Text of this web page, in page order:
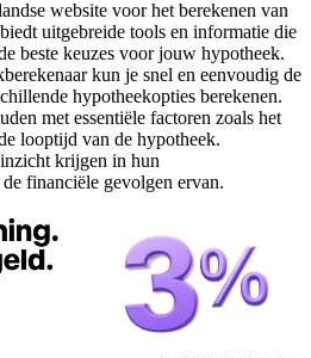
website voor het berekenen van
uitgebreide tools en informatie die
beste keuzes voor jouw hypotheek.
kun je snel en eenvoudig de
hypotheekopties berekenen.
met essentiële factoren zoals het
looptijd van de hypotheek.
krijgen in hun
financiële gevolgen ervan.